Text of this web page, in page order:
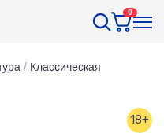
0
/ Классическая
18+